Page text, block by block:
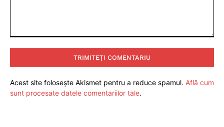
Acest site folosește Akismet pentru a reduce spamul. Află cum
sunt procesate datele comentariilor tale.